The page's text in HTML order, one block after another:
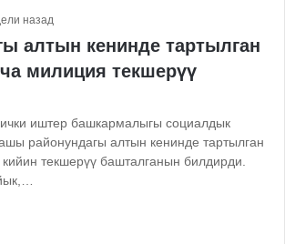
назад
алтын кенинде тартылган
милиция текшерүү
иштер башкармалыгы социалдык
районундагы алтын кенинде тартылган
текшерүү башталганын билдирди.